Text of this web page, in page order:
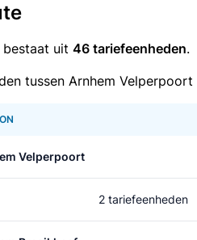
uit 46 tariefeenheden.
tussen Arnhem
Velperpoort
2 tariefeenheden